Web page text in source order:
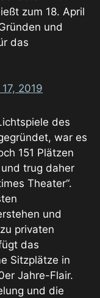
zum 18. April
und
das
2019
des
war es
151 Plätzen
trug daher
Theater“.
und
privaten
das
Sitzplätze in
Jahre-Flair.
und die